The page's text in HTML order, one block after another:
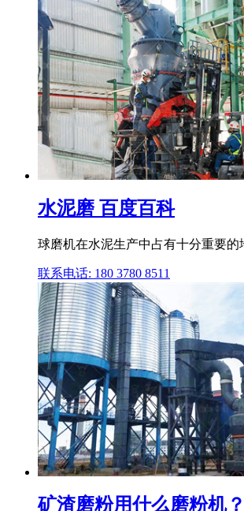
水泥磨 百度百科
球磨机在水泥生产中占有十分重要
联系电话: 180 3780 8511
矿渣磨粉用什么磨粉机